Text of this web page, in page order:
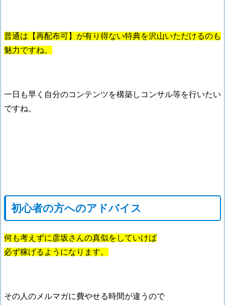
普通は【再配布可】が有り得ない特典を沢山いただけるのも
魅力ですね。
一日も早く自分のコンテンツを構築しコンサル等を行いたい
ですね。
初心者の方へのアドバイス
何も考えずに彦坂さんの真似をしていけば
必ず稼げるようになります。
その人のメルマガに費やせる時間が違うので